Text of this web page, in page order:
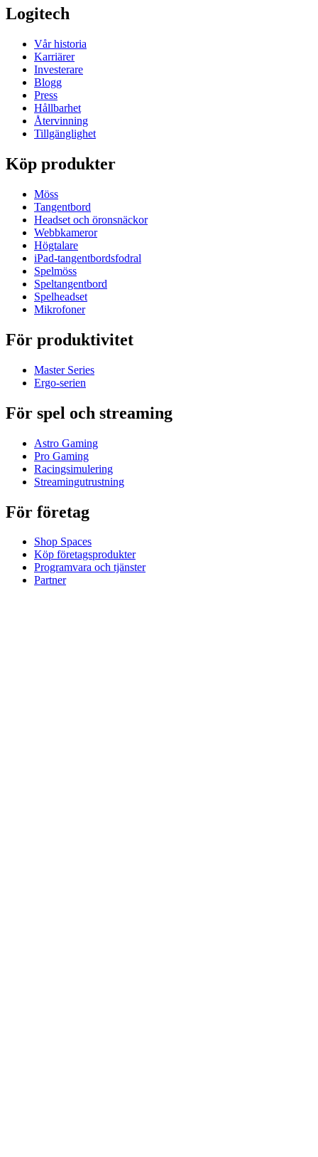
Logitech
Vår historia
Karriärer
Investerare
Blogg
Press
Hållbarhet
Återvinning
Tillgänglighet
Köp produkter
Möss
Tangentbord
Headset och öronsnäckor
Webbkameror
Högtalare
iPad-tangentbordsfodral
Spelmöss
Speltangentbord
Spelheadset
Mikrofoner
För produktivitet
Master Series
Ergo-serien
För spel och streaming
Astro Gaming
Pro Gaming
Racingsimulering
Streamingutrustning
För företag
Shop Spaces
Köp företagsprodukter
Programvara och tjänster
Partner